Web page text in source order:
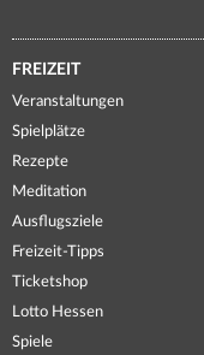
FREIZEIT
Veranstaltungen
Spielplätze
Rezepte
Meditation
Ausflugsziele
Freizeit-Tipps
Ticketshop
Lotto Hessen
Spiele